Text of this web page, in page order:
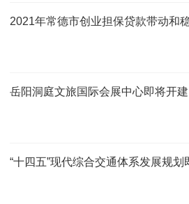
2021年常德市创业担保贷款带动和
岳阳洞庭文旅国际会展中心即将开
“十四五”现代综合交通体系发展规划